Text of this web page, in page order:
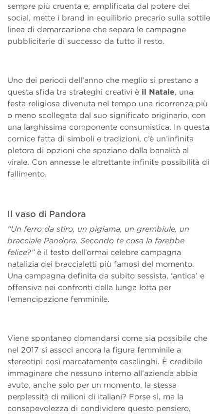
sempre più cruenta e, amplificata dal potere dei
social, mette i brand in equilibrio precario sulla sottile
linea di demarcazione che separa le campagne
pubblicitarie di successo da tutto il resto.
Uno dei periodi dell’anno che meglio si prestano a
questa sfida tra strateghi creativi è il Natale, una
festa religiosa divenuta nel tempo una ricorrenza più
o meno scollegata dal suo significato originario, con
una larghissima componente consumistica. In questa
cornice fatta di simboli e tradizioni, c’è un’infinita
pletora di opzioni che spaziano dalla banalità al
virale. Con annesse le altrettante infinite possibilità di
fallimento.
Il vaso di Pandora
“Un ferro da stiro, un pigiama, un grembiule, un
bracciale Pandora. Secondo te cosa la farebbe
felice?”è il testo dell’ormai celebre campagna
natalizia dei braccialetti più famosi del momento.
Una campagna definita da subito sessista, ‘antica’ e
offensiva nei confronti della lunga lotta per
l’emancipazione femminile.
Viene spontaneo domandarsi come sia possibile che
nel 2017 si associ ancora la figura femminile a
stereotipi così marcatamente casalinghi. È credibile
immaginare che nessuno interno all’azienda abbia
avuto, anche solo per un momento, la stessa
perplessità di milioni di italiani? Forse sì, ma la
consapevolezza di condividere questo pensiero,